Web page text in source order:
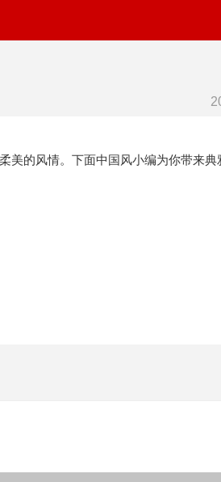
的风情。下面中国风小编为你带来典